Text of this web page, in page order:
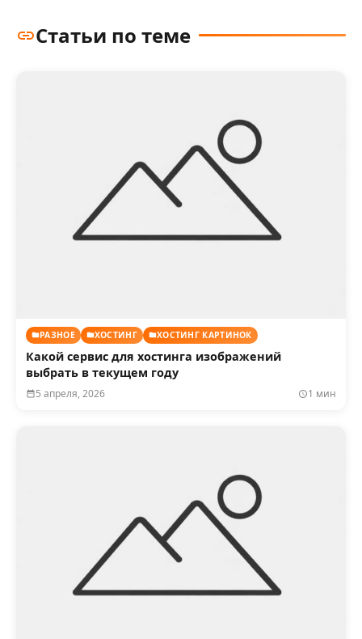
Статьи по теме
РАЗНОЕ ХОСТИНГ ХОСТИНГ КАРТИНОК
Какой сервис для хостинга изображений
выбрать в текущем году
5 апреля, 2026 1 мин